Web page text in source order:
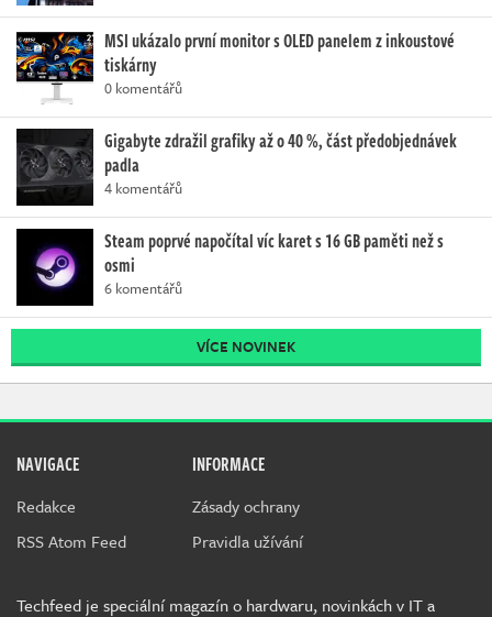
MSI ukázalo první monitor s OLED panelem z inkoustové
tiskárny
0 komentářů
Gigabyte zdražil grafiky až o 40 %, část předobjednávek
padla
4 komentářů
Steam poprvé napočítal víc karet s 16 GB paměti než s
osmi
6 komentářů
VÍCE NOVINEK
NAVIGACE
Redakce
RSS Atom Feed
INFORMACE
Zásady ochrany
Pravidla užívání
Techfeed je speciální magazín o hardwaru, novinkách v IT a